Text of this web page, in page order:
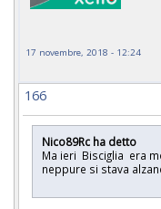
17 novembre, 2018 - 12:24
166
Nico89Rc ha detto
Ma ieri Bisciglia era
neppure si stava